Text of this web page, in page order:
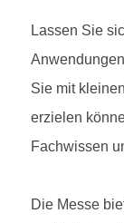
Lassen Sie
Sie mit
erzielen
Fachwissen
Die Messe